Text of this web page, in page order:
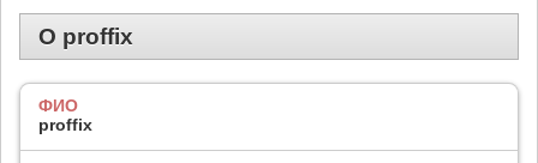
О proffix
ФИО
proffix